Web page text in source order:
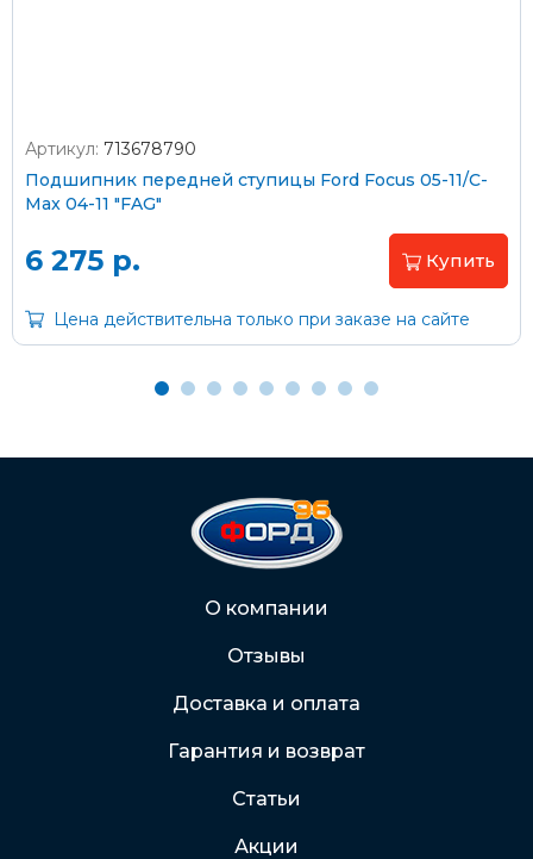
Оплата наличными
Пластиковыми картами
На карту Сбербанка:
2202 2032 0805 1187
Артикул: 713678790
Подшипник передней ступицы Ford Focus 05-11/C-
Max 04-11 "FAG"
Цена действительна только при заказе на сайте
6 275 р. Купить
О компании
Отзывы
Доставка и оплата
Гарантия и возврат
Статьи
Акции